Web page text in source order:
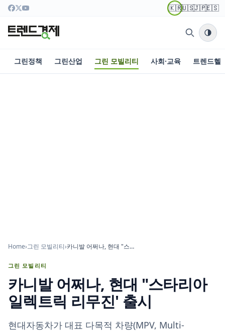
🇰🇷🇺🇸🇯🇵🇪🇸
그린정책 그린산업 그린 모빌리티 사회·교육 트렌드헬
Home›그린 모빌리티› 카니발 어쩌나, 현대 "스타리아 일렉트릭 리무진' 출시
그린 모빌리티
카니발 어쩌나, 현대 "스타리아
일렉트릭 리무진' 출시
현대자동차가 대표 다목적 차량(MPV, Multi-